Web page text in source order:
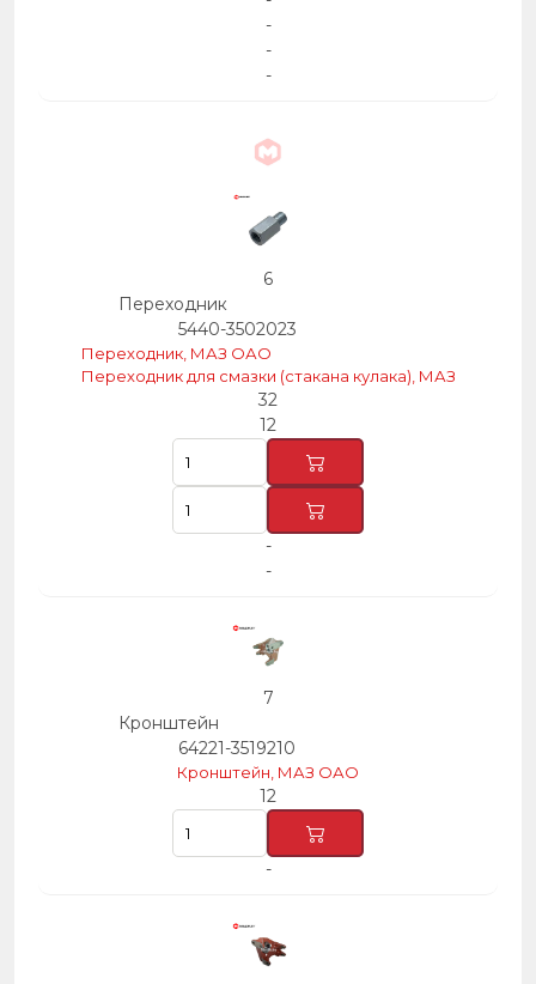
-
-
-
6
Переходник
5440-3502023
Переходник, МАЗ ОАО
Переходник для смазки (стакана кулака), МАЗ
32
12
-
-
7
Кронштейн
64221-3519210
Кронштейн, МАЗ ОАО
12
-